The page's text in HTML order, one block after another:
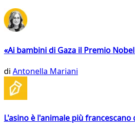
«Ai bambini di Gaza il Premio
di Antonella Mariani
L'asino è l'animale più